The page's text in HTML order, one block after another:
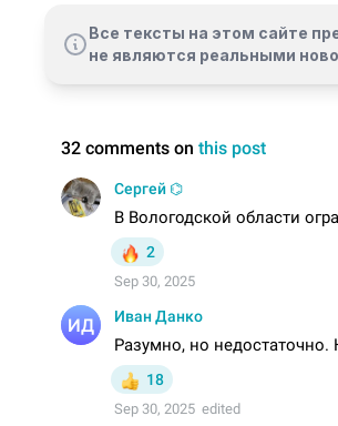
Все тексты на этом сайте
не являются реальными